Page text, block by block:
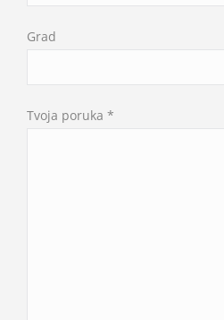
Grad
Tvoja poruka *